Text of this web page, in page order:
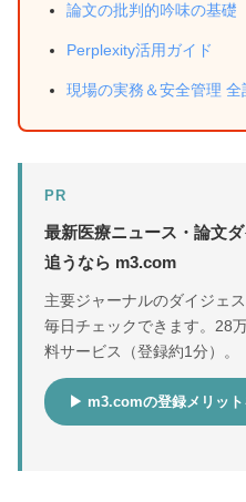
論文の批判的吟味の基礎
Perplexity活用ガイド
現場の実務＆安全管理 全
PR
最新医療ニュース・論文
追うなら m3.com
主要ジャーナルのダイジェ
毎日チェックできます。28
料サービス（登録約1分）。
▶ m3.comの登録メリット